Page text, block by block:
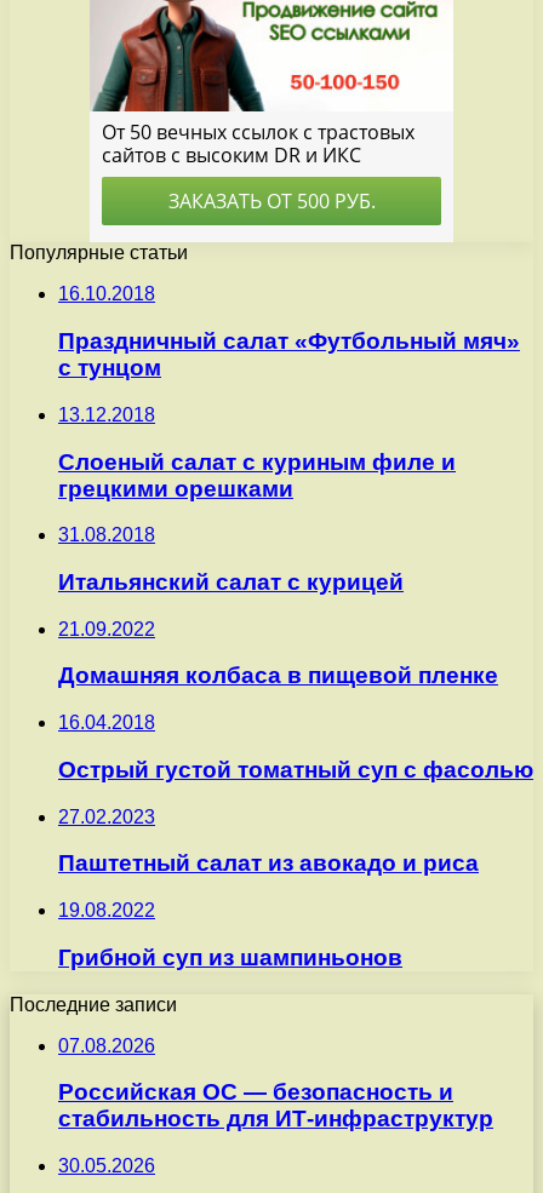
Популярные статьи
16.10.2018
Праздничный салат «Футбольный мяч»
с тунцом
13.12.2018
Слоеный салат с куриным филе и
грецкими орешками
31.08.2018
Итальянский салат с курицей
21.09.2022
Домашняя колбаса в пищевой пленке
16.04.2018
Острый густой томатный суп с фасолью
27.02.2023
Паштетный салат из авокадо и риса
19.08.2022
Грибной суп из шампиньонов
Последние записи
07.08.2026
Российская ОС — безопасность и
стабильность для ИТ-инфраструктур
30.05.2026